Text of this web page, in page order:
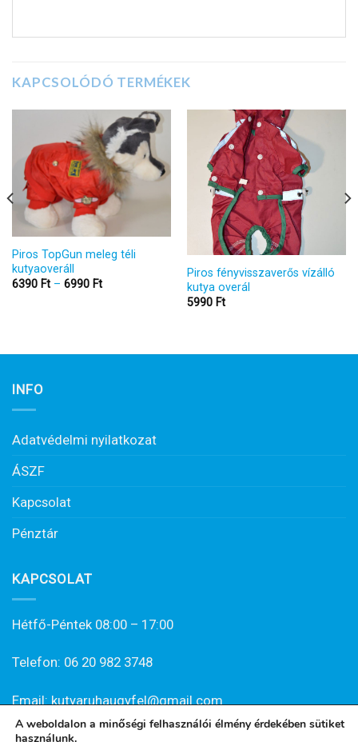
KAPCSOLÓDÓ TERMÉKEK
Piros TopGun meleg téli
kutyaoveráll
6390 Ft – 6990 FtÁrtartomány:
Piros fényvisszaverős vízálló
kutya overál
5990 Ft
INFO
Adatvédelmi nyilatkozat
ÁSZF
Kapcsolat
Pénztár
KAPCSOLAT
Hétfő-Péntek 08:00 – 17:00
Telefon: 06 20 982 3748
Email: kutyaruhaugyfel@gmail.com
A weboldalon a minőségi felhasználói élmény érdekében sütiket
használunk.